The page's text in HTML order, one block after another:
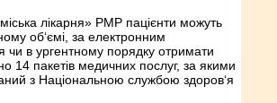
лікарня» РМР пацієнти можуть
об‘ємі, за електронним
чи в ургентному порядку отримати
14 пакетів медичних послуг, за якими
з Національною службою здоров‘я